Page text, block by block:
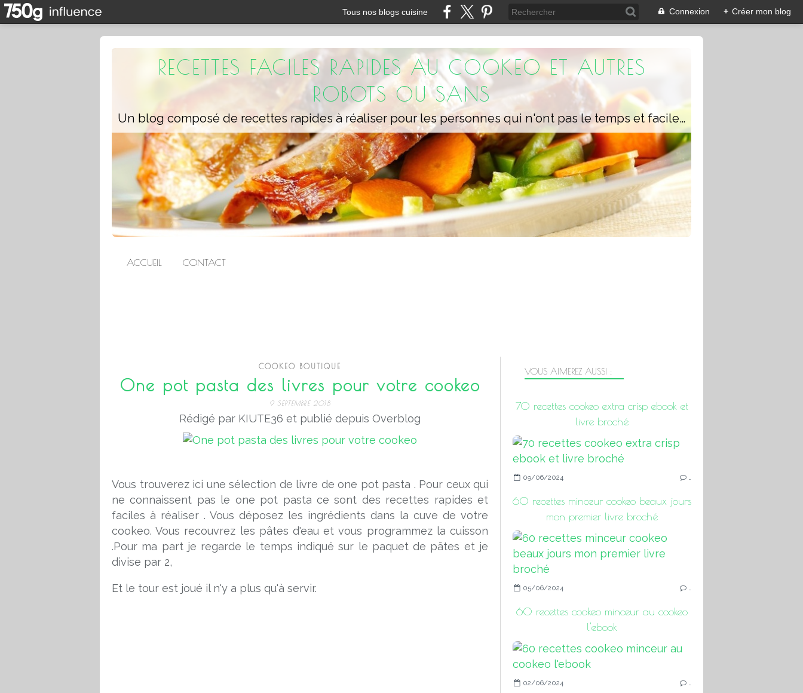
Tous nos blogs cuisine Connexion + Créer mon blog
RECETTES FACILES RAPIDES AU COOKEO ET AUTRES
ROBOTS OU SANS
Un blog composé de recettes rapides à réaliser pour les personnes qui n'ont pas le temps et faciles pour pouvoir se régaler ou régaler toute la famille avec ou sans robot
ACCUEIL CONTACT
COOKEO BOUTIQUE
One pot pasta des livres pour votre cookeo
9 SEPTEMBRE 2018
Rédigé par KIUTE36 et publié depuis Overblog
Vous trouverez ici une sélection de livre de one pot pasta . Pour ceux qui
ne connaissent pas le one pot pasta ce sont des recettes rapides et
faciles à réaliser . Vous déposez les ingrédients dans la cuve de votre
cookeo. Vous recouvrez les pâtes d'eau et vous programmez la cuisson
.Pour ma part je regarde le temps indiqué sur le paquet de pâtes et je
divise par 2,
Et le tour est joué il n'y a plus qu'à servir.
VOUS AIMEREZ AUSSI :
70 recettes cookeo extra crisp ebook et
livre broché
09/06/2024 …
60 recettes minceur cookeo beaux jours
mon premier livre broché
05/06/2024 …
60 recettes cookeo minceur au cookeo
l'ebook
02/06/2024 …